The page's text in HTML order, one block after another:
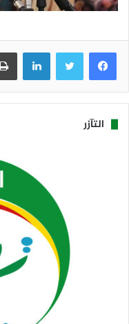
فيسبوك تويتر
التآزر